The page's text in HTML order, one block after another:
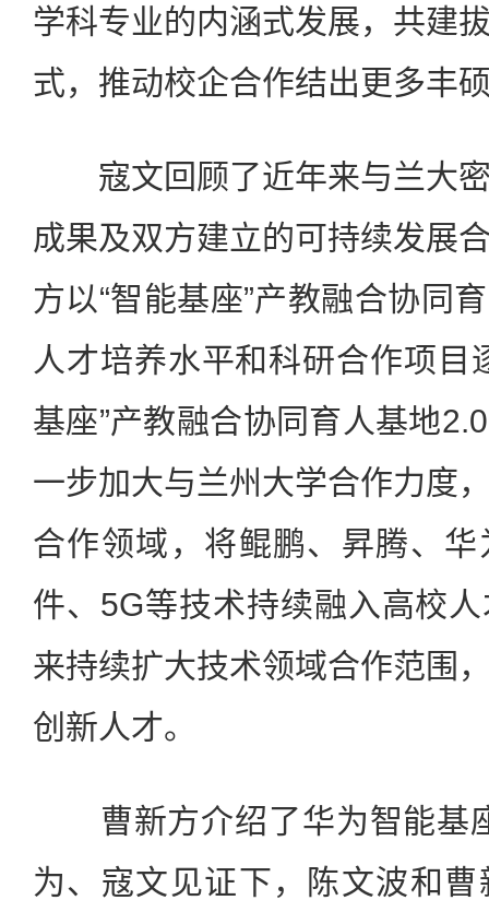
学科专业的内涵式发展，共建
式，推动校企合作结出更多丰
寇文回顾了近年来与兰大密
成果及双方建立的可持续发展
方以“智能基座”产教融合协同
人才培养水平和科研合作项目
基座”产教融合协同育人基地
一步加大与兰州大学合作力度
合作领域，将鲲鹏、昇腾、
件、5G等技术持续融入高校
来持续扩大技术领域合作范围
创新人才。
曹新方介绍了华为智能基
为、寇文见证下，陈文波和